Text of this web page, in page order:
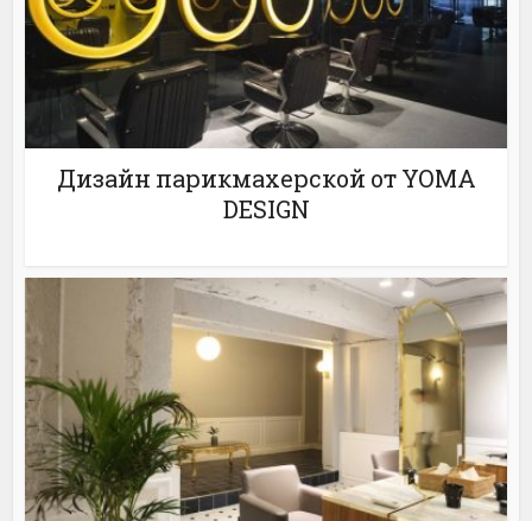
Дизайн парикмахерской от YOMA
DESIGN